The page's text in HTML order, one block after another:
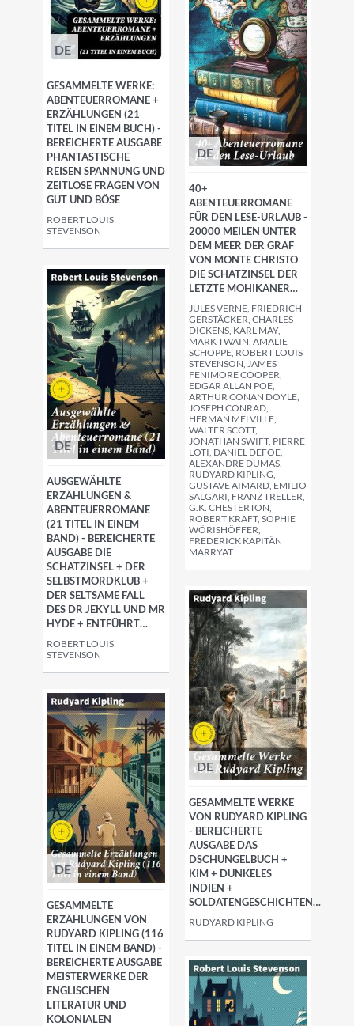
DE
GESAMMELTE WERKE:
ABENTEUERROMANE +
ERZÄHLUNGEN (21
TITEL IN EINEM BUCH) -
BEREICHERTE AUSGABE
PHANTASTISCHE
REISEN SPANNUNG UND
ZEITLOSE FRAGEN VON
GUT UND BÖSE
ROBERT LOUIS
STEVENSON
DE
40+
ABENTEUERROMANE
FÜR DEN LESE-URLAUB -
20000 MEILEN UNTER
DEM MEER DER GRAF
VON MONTE CHRISTO
DIE SCHATZINSEL DER
LETZTE MOHIKANER…
JULES VERNE, FRIEDRICH
GERSTÄCKER, CHARLES
DICKENS, KARL MAY,
MARK TWAIN, AMALIE
SCHOPPE, ROBERT LOUIS
STEVENSON, JAMES
FENIMORE COOPER,
EDGAR ALLAN POE,
ARTHUR CONAN DOYLE,
JOSEPH CONRAD,
HERMAN MELVILLE,
WALTER SCOTT,
JONATHAN SWIFT, PIERRE
LOTI, DANIEL DEFOE,
ALEXANDRE DUMAS,
RUDYARD KIPLING,
GUSTAVE AIMARD, EMILIO
SALGARI, FRANZ TRELLER,
G.K. CHESTERTON,
ROBERT KRAFT, SOPHIE
WÖRISHÖFFER,
FREDERICK KAPITÄN
MARRYAT
DE
AUSGEWÄHLTE
ERZÄHLUNGEN &
ABENTEUERROMANE
(21 TITEL IN EINEM
BAND) - BEREICHERTE
AUSGABE DIE
SCHATZINSEL + DER
SELBSTMORDKLUB +
DER SELTSAME FALL
DES DR JEKYLL UND MR
HYDE + ENTFÜHRT…
ROBERT LOUIS
STEVENSON
DE
GESAMMELTE WERKE
VON RUDYARD KIPLING
- BEREICHERTE
AUSGABE DAS
DSCHUNGELBUCH +
KIM + DUNKELES
INDIEN +
SOLDATENGESCHICHTEN…
RUDYARD KIPLING
DE
GESAMMELTE
ERZÄHLUNGEN VON
RUDYARD KIPLING (116
TITEL IN EINEM BAND) -
BEREICHERTE AUSGABE
MEISTERWERKE DER
ENGLISCHEN
LITERATUR UND
KOLONIALEN